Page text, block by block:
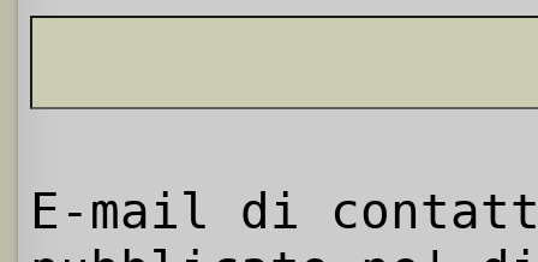
E-mail di